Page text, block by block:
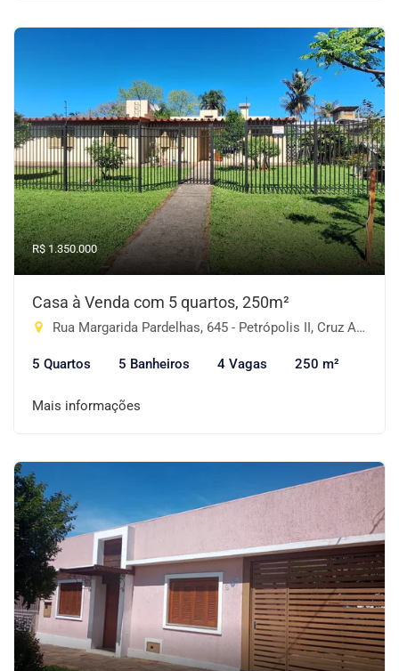
R$ 1.350.000
Casa à Venda com 5 quartos, 250m²
Rua Margarida Pardelhas, 645 - Petrópolis II, Cruz Alta-RS
5 Quartos 5 Banheiros 4 Vagas 250 m²
Mais informações